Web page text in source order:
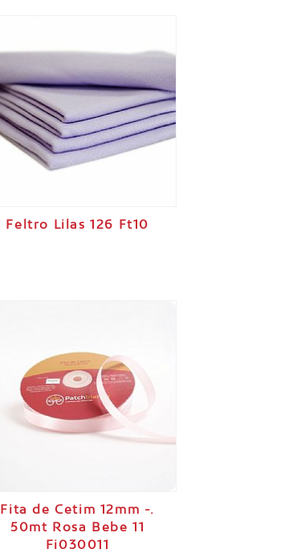
Feltro Lilas 126 Ft10
Fita de Cetim 12mm -.
50mt Rosa Bebe 11
Fj030011